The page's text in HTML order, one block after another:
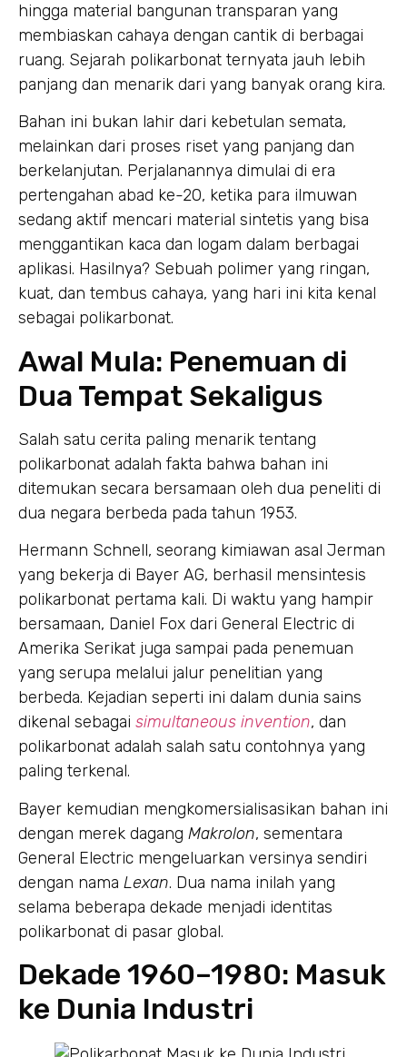
hingga material bangunan transparan yang
membiaskan cahaya dengan cantik di berbagai
ruang. Sejarah polikarbonat ternyata jauh lebih
panjang dan menarik dari yang banyak orang kira.
Bahan ini bukan lahir dari kebetulan semata,
melainkan dari proses riset yang panjang dan
berkelanjutan. Perjalanannya dimulai di era
pertengahan abad ke-20, ketika para ilmuwan
sedang aktif mencari material sintetis yang bisa
menggantikan kaca dan logam dalam berbagai
aplikasi. Hasilnya? Sebuah polimer yang ringan,
kuat, dan tembus cahaya, yang hari ini kita kenal
sebagai polikarbonat.
Awal Mula: Penemuan di
Dua Tempat Sekaligus
Salah satu cerita paling menarik tentang
polikarbonat adalah fakta bahwa bahan ini
ditemukan secara bersamaan oleh dua peneliti di
dua negara berbeda pada tahun 1953.
Hermann Schnell, seorang kimiawan asal Jerman
yang bekerja di Bayer AG, berhasil mensintesis
polikarbonat pertama kali. Di waktu yang hampir
bersamaan, Daniel Fox dari General Electric di
Amerika Serikat juga sampai pada penemuan
yang serupa melalui jalur penelitian yang
berbeda. Kejadian seperti ini dalam dunia sains
dikenal sebagai simultaneous invention, dan
polikarbonat adalah salah satu contohnya yang
paling terkenal.
Bayer kemudian mengkomersialisasikan bahan ini
dengan merek dagang Makrolon, sementara
General Electric mengeluarkan versinya sendiri
dengan nama Lexan. Dua nama inilah yang
selama beberapa dekade menjadi identitas
polikarbonat di pasar global.
Dekade 1960–1980: Masuk
ke Dunia Industri